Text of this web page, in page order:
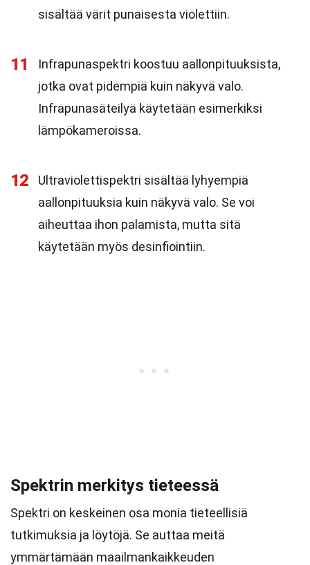
sisältää värit punaisesta violettiin.
11
Infrapunaspektri koostuu aallonpituuksista,
jotka ovat pidempiä kuin näkyvä valo.
Infrapunasäteilyä käytetään esimerkiksi
lämpökameroissa.
12
Ultraviolettispektri sisältää lyhyempiä
aallonpituuksia kuin näkyvä valo. Se voi
aiheuttaa ihon palamista, mutta sitä
käytetään myös desinfiointiin.
Spektrin merkitys tieteessä
Spektri on keskeinen osa monia tieteellisiä
tutkimuksia ja löytöjä. Se auttaa meitä
ymmärtämään maailmankaikkeuden